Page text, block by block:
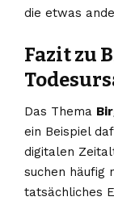
die etwas
Fazit zu
Das Thema
ein Beispiel
digitalen
suchen häufig
tatsächliches